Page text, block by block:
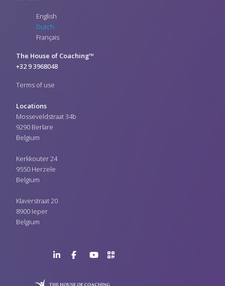
English
Dutch
Français
The House of Coaching™
+32 9 3968048
Terms of use
Locations
Mosseveldstraat 34b
9290 Berlare
Belgium
Kerkkouter 24
9550 Herzele
Belgium
Klaverstraat 20
8900 Ieper
Belgium